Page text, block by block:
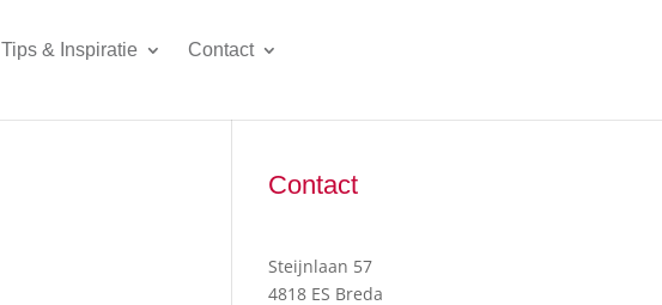
Tips & Inspiratie Contact
Contact
Steijnlaan 57
4818 ES Breda